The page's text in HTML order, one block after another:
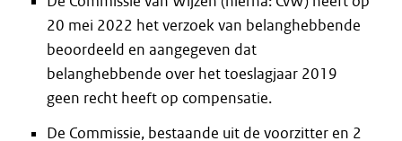
20 mei 2022 het verzoek van belanghebbende
beoordeeld en aangegeven dat
belanghebbende over het toeslagjaar 2019
geen recht heeft op compensatie.
De Commissie, bestaande uit de voorzitter en 2